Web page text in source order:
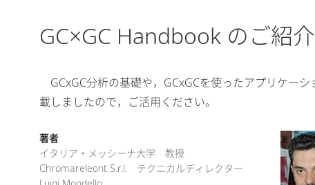
GC×GC Handbook のご紹介
GCxGC分析の基礎や，GCxGCを使ったアプリケー
載しましたので，ご活用ください。
著者
イタリア・メッシーナ大学 教授
Chromareleont S.r.l. テクニカルディレクター